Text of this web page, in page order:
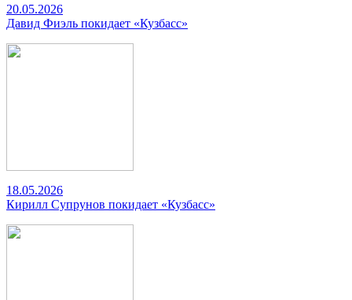
20.05.2026
Давид Фиэль покидает «Кузбасс»
18.05.2026
Кирилл Супрунов покидает «Кузбасс»